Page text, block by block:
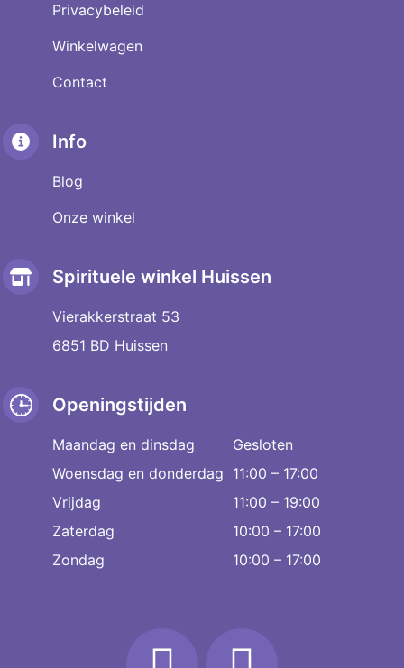
Privacybeleid
Winkelwagen
Contact
Info
Blog
Onze winkel
Spirituele winkel Huissen
Vierakkerstraat 53
6851 BD Huissen
Openingstijden
Maandag en dinsdag
Gesloten
Woensdag en donderdag 11:00 – 17:00
Vrijdag
11:00 – 19:00
Zaterdag
10:00 – 17:00
Zondag
10:00 – 17:00